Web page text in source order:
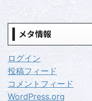
メタ情報
ログイン
投稿フィード
コメントフィード
WordPress.org